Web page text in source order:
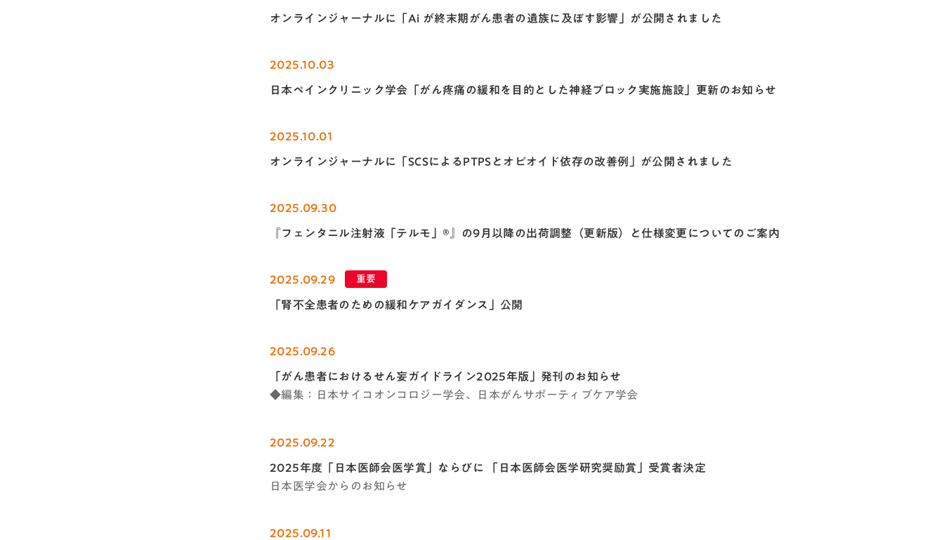
オンラインジャーナルに「Ai が終末期がん患者の遺族に及ぼす影響」が公開されました
2025.10.03
日本ペインクリニック学会「がん疼痛の緩和を目的とした神経ブロック実施施設」更新のお知らせ
2025.10.01
オンラインジャーナルに「SCSによるPTPSとオピオイド依存の改善例」が公開されました
2025.09.30
『フェンタニル注射液「テルモ」®』の9月以降の出荷調整（更新版）と仕様変更についてのご案内
2025.09.29 重要
「腎不全患者のための緩和ケアガイダンス」公開
2025.09.26
「がん患者におけるせん妄ガイドライン2025年版」発刊のお知らせ
◆編集：日本サイコオンコロジー学会、日本がんサポーティブケア学会
2025.09.22
2025年度「日本医師会医学賞」ならびに 「日本医師会医学研究奨励賞」受賞者決定
日本医学会からのお知らせ
2025.09.11